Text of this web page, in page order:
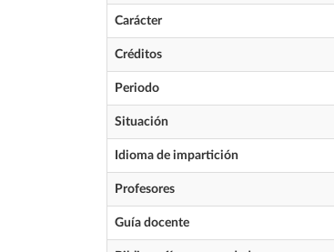
Carácter
Créditos
Periodo
Situación
Idioma de impartición
Profesores
Guía docente